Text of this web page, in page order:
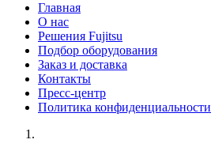
Главная
О нас
Решения Fujitsu
Подбор оборудования
Заказ и доставка
Контакты
Пресс-центр
Политика конфиденциальности